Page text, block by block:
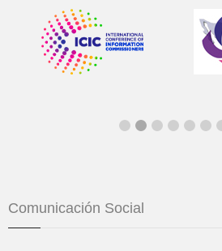
Comunicación Social